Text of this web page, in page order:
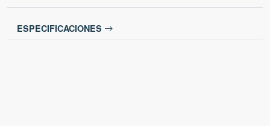
ESPECIFICACIONES